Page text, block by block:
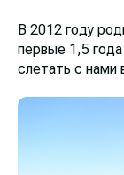
В 2012 году
первые 1,5
слетать с нами